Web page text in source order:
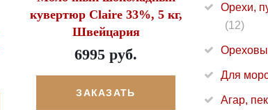
кувертюр Claire 33%, 5 кг,
Швейцария
6995 руб.
ЗАКАЗАТЬ
Орехи,
(12)
Для
Агар,